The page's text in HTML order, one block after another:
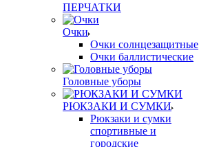
ПЕРЧАТКИ
Очки
Очки солнцезащитные
Очки баллистические
Головные уборы
РЮКЗАКИ И СУМКИ
Рюкзаки и сумки
спортивные и
городские